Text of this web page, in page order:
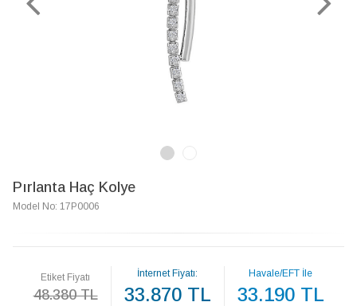
Pırlanta Haç Kolye
Model No: 17P0006
Etiket Fiyatı
48.380 TL
İnternet Fiyatı:
33.870 TL
Havale/EFT İle
33.190 TL